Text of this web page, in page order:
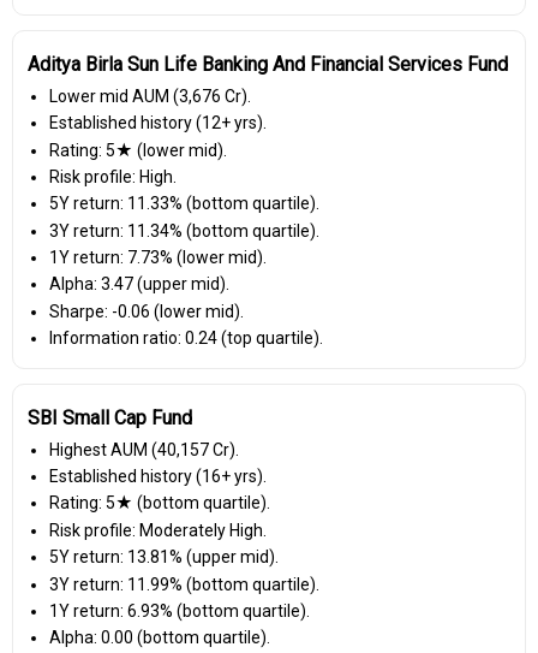
Aditya Birla Sun Life Banking And Financial Services Fund
Lower mid AUM (₹3,676 Cr).
Established history (12+ yrs).
Rating: 5★ (lower mid).
Risk profile: High.
5Y return: 11.33% (bottom quartile).
3Y return: 11.34% (bottom quartile).
1Y return: 7.73% (lower mid).
Alpha: 3.47 (upper mid).
Sharpe: -0.06 (lower mid).
Information ratio: 0.24 (top quartile).
SBI Small Cap Fund
Highest AUM (₹40,157 Cr).
Established history (16+ yrs).
Rating: 5★ (bottom quartile).
Risk profile: Moderately High.
5Y return: 13.81% (upper mid).
3Y return: 11.99% (bottom quartile).
1Y return: 6.93% (bottom quartile).
Alpha: 0.00 (bottom quartile).